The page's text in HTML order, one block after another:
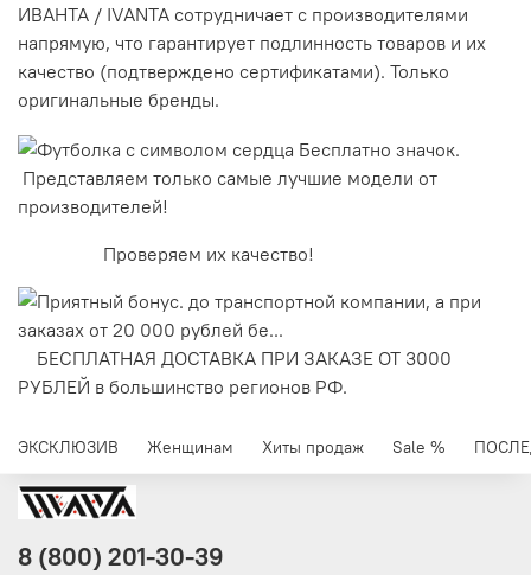
ИВАНТА / IVANTA сотрудничает с производителями
напрямую, что гарантирует подлинность товаров и их
качество (подтверждено сертификатами). Только
оригинальные бренды.
Представляем только самые лучшие модели от
производителей!
Проверяем их качество!
БЕСПЛАТНАЯ ДОСТАВКА ПРИ ЗАКАЗЕ ОТ 3000
РУБЛЕЙ в большинство регионов РФ.
ЭКСКЛЮЗИВ Женщинам Хиты продаж Sale %
8 (800) 201-30-39